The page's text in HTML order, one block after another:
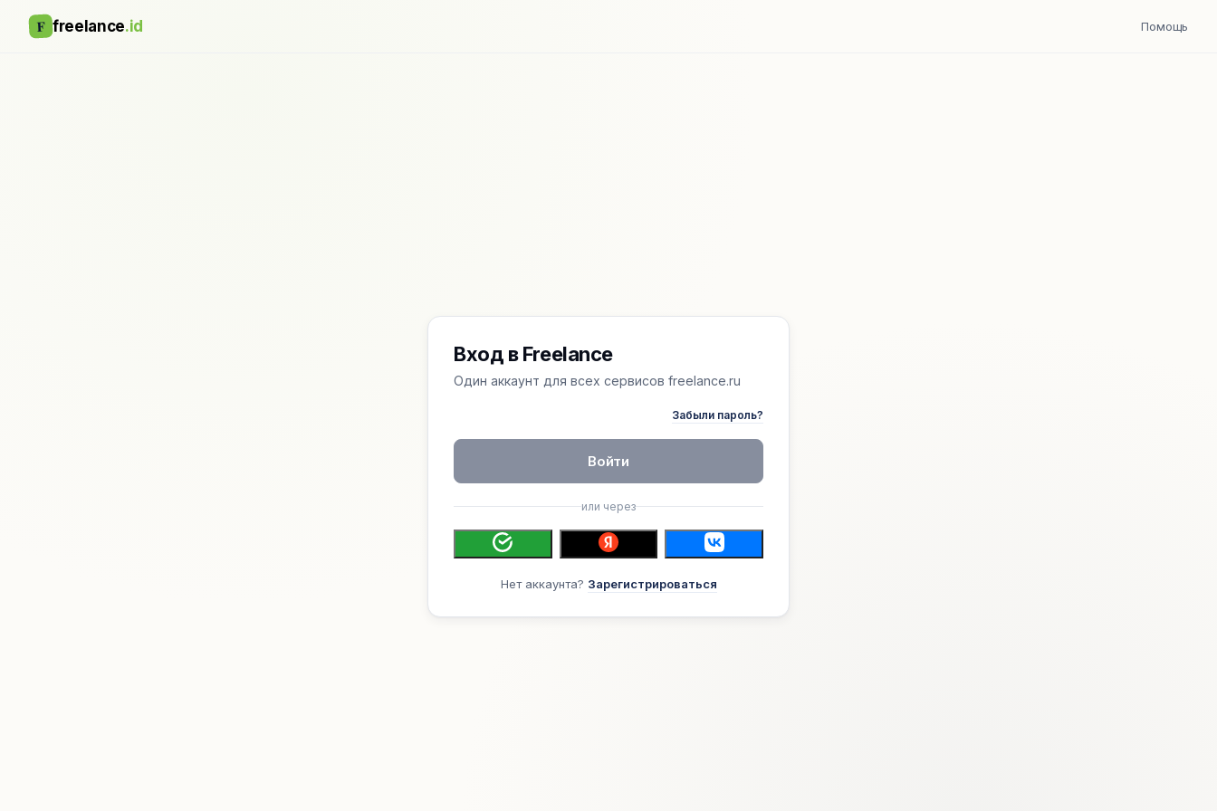
F freelance.id Помощь
Вход в Freelance
Один аккаунт для всех сервисов freelance.ru
Забыли пароль?
Войти
или через
Нет аккаунта? Зарегистрироваться